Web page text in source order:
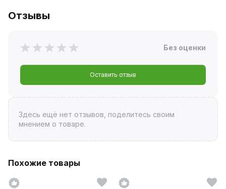
Отзывы
Без оценки
Оставить отзыв
Здесь ещё нет отзывов, поделитесь своим
мнением о товаре.
Похожие товары